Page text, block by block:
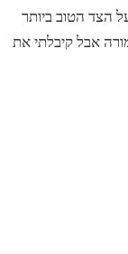
הצד הטוב ביותר
אבל קיבלתי את